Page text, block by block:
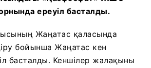
ереуіл басталды.
Жаңатас қаласында
бойынша Жаңатас кен
басталды. Кеншілер жалақыны